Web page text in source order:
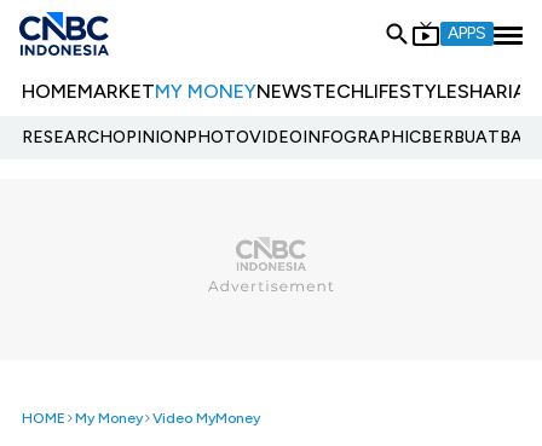
APPS
HOMEMARKETMY MONEYNEWSTECHLIFESTYLESHARIA
RESEARCHOPINIONPHOTOVIDEOINFOGRAPHIC
HOME My Money Video MyMoney